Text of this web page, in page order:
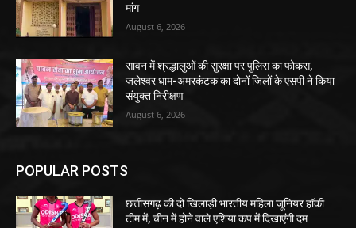
मांग
August 6, 2026
सावन में श्रद्धालुओं की सुरक्षा पर पुलिस का फोकस,
जलेश्वर धाम-अमरकंटक का दोनों जिलों के एसपी ने किया
संयुक्त निरीक्षण
August 6, 2026
POPULAR POSTS
छत्तीसगढ़ की दो खिलाड़ी भारतीय महिला जूनियर हॉकी
टीम में, चीन में होने वाले एशिया कप में दिखाएंगी दम